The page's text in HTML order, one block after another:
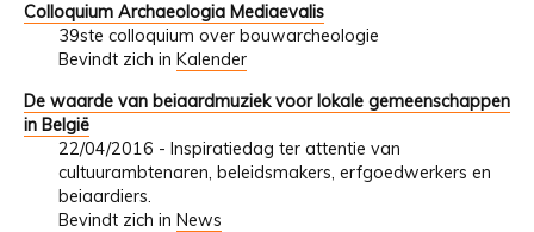
Colloquium Archaeologia Mediaevalis
39ste colloquium over bouwarcheologie
Bevindt zich in Kalender
De waarde van beiaardmuziek voor lokale gemeenschappen
in België
22/04/2016 - Inspiratiedag ter attentie van
cultuurambtenaren, beleidsmakers, erfgoedwerkers en
beiaardiers.
Bevindt zich in News